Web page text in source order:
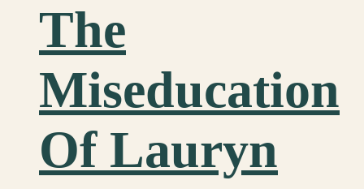
The
Miseducation
Of Lauryn